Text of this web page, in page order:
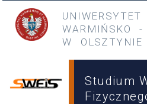
Przejdź do treści
Przejdź do menu głównego
UNIWERSYTET
WARMIŃSKO
-
W OLSZTYNIE
Studium